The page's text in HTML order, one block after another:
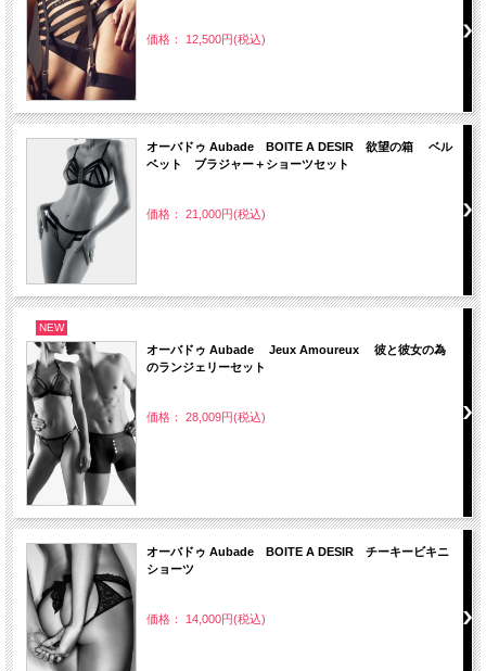
価格： 12,500円(税込)
オーバドゥ Aubade BOITE A DESIR 欲望の箱 ベル
ベット ブラジャー＋ショーツセット
価格： 21,000円(税込)
NEW
オーバドゥ Aubade Jeux Amoureux 彼と彼女の為
のランジェリーセット
価格： 28,009円(税込)
オーバドゥ Aubade BOITE A DESIR チーキービキニ
ショーツ
価格： 14,000円(税込)